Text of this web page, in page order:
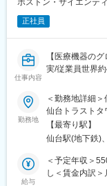
・日本工営株式
・本社：東京
変更の範囲：
の方法やポイン
■魅力
・1970年創業
す。
・東証プライム
が高く、未経験
す。
正社員
仕事内容
【医療機器の
実/従業員世界
増員採用】
■業務内容：
医師や医療従
きます。
＜具体的な業務
・担当製品の
・最新の医療
勤務地
＜勤務地詳細
仙台トラストタワー10F 勤務地最寄駅：JR
策：屋内全面
ーク含む）
【最寄り駅】
仙台駅(地下鉄)
給与
＜予定年収＞
し＜賃金内訳